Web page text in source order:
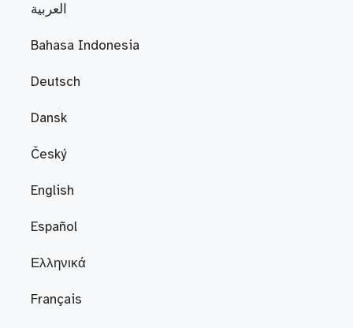
العربية
Bahasa Indonesia
Deutsch
Dansk
Český
English
Español
Ελληνικά
Français